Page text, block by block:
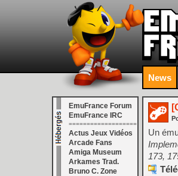
News
EmuFrance Forum
EmuFrance IRC
===================
Actus Jeux Vidéos
Arcade Fans
Amiga Museum
Arkames Trad.
Bruno C. Zone
Un
173,